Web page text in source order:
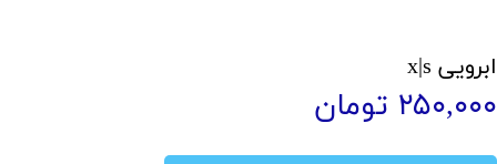
ابرویی x|s
۲۵۰,۰۰۰ تومان